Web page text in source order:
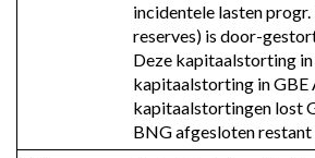
incidentele lasten progr.
reserves) is door-
Deze kapitaalstorting
kapitaalstorting in GBE
kapitaalstortingen lost
BNG afgesloten restant